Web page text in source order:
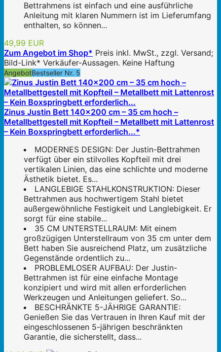
Bettrahmens ist einfach und eine ausführliche
Anleitung mit klaren Nummern ist im Lieferumfang
enthalten, so können...
49,99 EUR
Zum Angebot im Shop* Preis inkl. MwSt., zzgl. Versand;
Bild-Link* Verkäufer-Aussagen. Keine Haftung
AngebotBestseller Nr. 5
Zinus Justin Bett 140x200 cm – 35 cm hoch –
Metallbettgestell mit Kopfteil – Metallbett mit Lattenrost
– Kein Boxspringbett erforderlich...*
MODERNES DESIGN: Der Justin-Bettrahmen
verfügt über ein stilvolles Kopfteil mit drei
vertikalen Linien, das eine schlichte und moderne
Ästhetik bietet. Es...
LANGLEBIGE STAHLKONSTRUKTION: Dieser
Bettrahmen aus hochwertigem Stahl bietet
außergewöhnliche Festigkeit und Langlebigkeit. Er
sorgt für eine stabile...
35 CM UNTERSTELLRAUM: Mit einem
großzügigen Unterstellraum von 35 cm unter dem
Bett haben Sie ausreichend Platz, um zusätzliche
Gegenstände ordentlich zu...
PROBLEMLOSER AUFBAU: Der Justin-
Bettrahmen ist für eine einfache Montage
konzipiert und wird mit allen erforderlichen
Werkzeugen und Anleitungen geliefert. So...
BESCHRÄNKTE 5-JÄHRIGE GARANTIE:
Genießen Sie das Vertrauen in Ihren Kauf mit der
eingeschlossenen 5-jährigen beschränkten
Garantie, die sicherstellt, dass...